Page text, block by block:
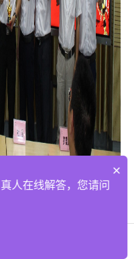
×
人在线解答，您请问